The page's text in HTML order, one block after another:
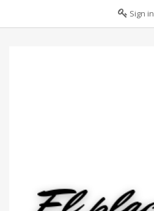
Sign in